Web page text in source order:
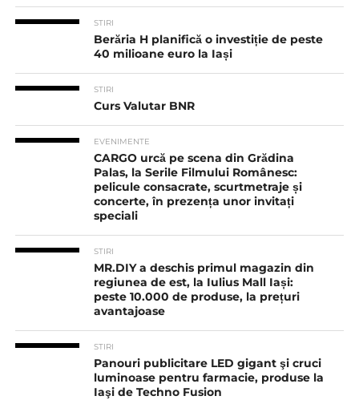
STIRI
Berăria H planifică o investiție de peste
40 milioane euro la Iași
STIRI
Curs Valutar BNR
EVENIMENTE
CARGO urcă pe scena din Grădina
Palas, la Serile Filmului Românesc:
pelicule consacrate, scurtmetraje și
concerte, în prezența unor invitați
speciali
STIRI
MR.DIY a deschis primul magazin din
regiunea de est, la Iulius Mall Iași:
peste 10.000 de produse, la prețuri
avantajoase
STIRI
Panouri publicitare LED gigant şi cruci
luminoase pentru farmacie, produse la
Iaşi de Techno Fusion